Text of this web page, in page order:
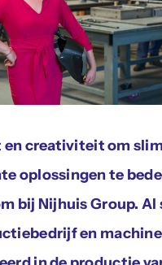
creativiteit om
oplossingen te
bij Nijhuis Group. Al
en